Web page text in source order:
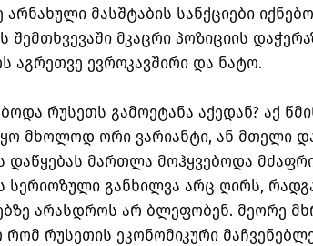
არნახული მასშტაბის სანქციები
შემთხვევაში მკაცრი პოზიციის
აგრეთვე ევროკავშირი და ნატო.
რუსეთს გამოეტანა აქედან? აქ
მხოლოდ ორი ვარიანტი, ან მთელი
მართლა მოჰყვებოდა
სერიოზული განხილვა არც ღირს,
არასდროს არ ბლეფობენ. მეორე
რომ რუსეთის ეკონომიკური